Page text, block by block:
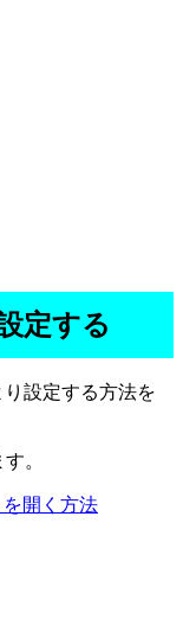
定する
設定する方法を
。
開く方法